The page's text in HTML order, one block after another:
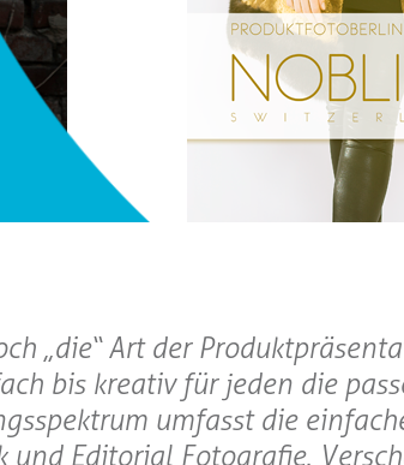
„die“ Art der
bis kreativ für jeden die
umfasst die
und Editorial Fotografie.